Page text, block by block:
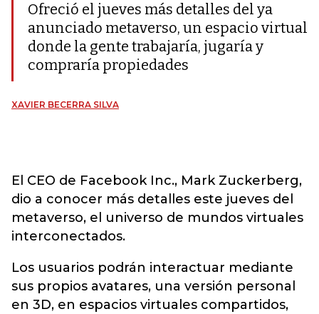
Ofreció el jueves más detalles del ya
anunciado metaverso, un espacio virtual
donde la gente trabajaría, jugaría y
compraría propiedades
XAVIER BECERRA SILVA
El CEO de Facebook Inc., Mark Zuckerberg,
dio a conocer más detalles este jueves del
metaverso, el universo de mundos virtuales
interconectados.
Los usuarios podrán interactuar mediante
sus propios avatares, una versión personal
en 3D, en espacios virtuales compartidos,